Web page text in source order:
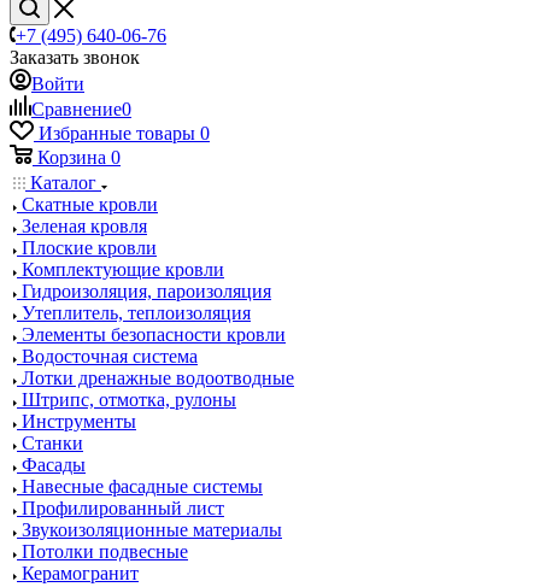
+7 (495) 640-06-76
Заказать звонок
Войти
Сравнение0
Избранные товары 0
Корзина 0
Каталог
Скатные кровли
Зеленая кровля
Плоские кровли
Комплектующие кровли
Гидроизоляция, пароизоляция
Утеплитель, теплоизоляция
Элементы безопасности кровли
Водосточная система
Лотки дренажные водоотводные
Штрипс, отмотка, рулоны
Инструменты
Станки
Фасады
Навесные фасадные системы
Профилированный лист
Звукоизоляционные материалы
Потолки подвесные
Керамогранит